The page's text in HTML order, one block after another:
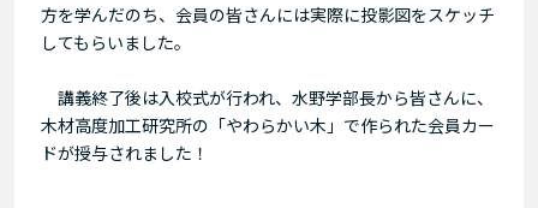
方を学んだのち、会員の皆さんには実際に投影図をスケッチ
してもらいました。
講義終了後は入校式が行われ、水野学部長から皆さんに、
木材高度加工研究所の「やわらかい木」で作られた会員カー
ドが授与されました！